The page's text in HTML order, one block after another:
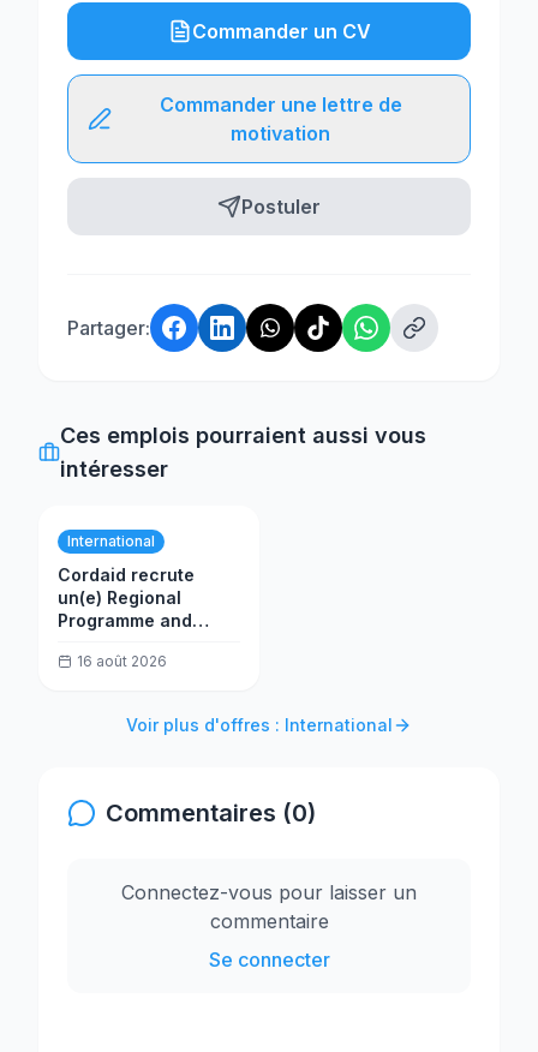
Commander un CV
Commander une lettre de
motivation
Postuler
Partager:
Ces emplois pourraient aussi vous
intéresser
International
Cordaid recrute
un(e) Regional
Programme and
Manager
16 août 2026
Voir plus d'offres : International
Commentaires (0)
Connectez-vous pour laisser un
commentaire
Se connecter